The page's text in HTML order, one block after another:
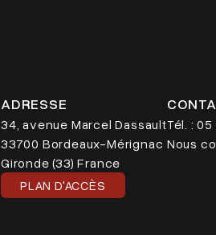
ADRESSE
34, avenue Marcel Dassault
33700 Bordeaux-Mérignac
Gironde (33) France
PLAN D'ACCÈS
Tél. :
Nous